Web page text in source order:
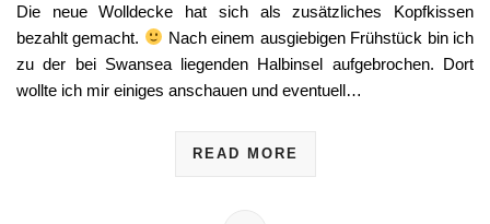
Die neue Wolldecke hat sich als zusätzliches Kopfkissen
bezahlt gemacht.
Nach einem ausgiebigen Frühstück bin ich
zu der bei Swansea liegenden Halbinsel aufgebrochen. Dort
wollte ich mir einiges anschauen und eventuell…
READ MORE